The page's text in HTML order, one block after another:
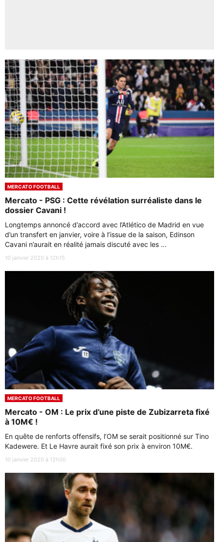
MERCATO FOOTBALL
Mercato - PSG : Cette révélation surréaliste dans le
dossier Cavani !
Longtemps annoncé d’accord avec l’Atlético de Madrid en vue
d’un transfert en janvier, voire à l’issue de la saison, Edinson
Cavani n’aurait en réalité jamais discuté avec les ...
10 janvier 2020 à 12h15
MERCATO FOOTBALL
Mercato - OM : Le prix d’une piste de Zubizarreta fixé
à 10M€ !
En quête de renforts offensifs, l’OM se serait positionné sur Tino
Kadewere. Et Le Havre aurait fixé son prix à environ 10M€.
10 janvier 2020 à 12h00